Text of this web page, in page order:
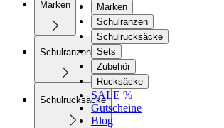
Marken
Schulranzen
Schulrucksäcke
Marken
Schulranzen
Schulrucksäcke
Sets
Zubehör
Rucksäcke
SALE %
Gutscheine
Blog